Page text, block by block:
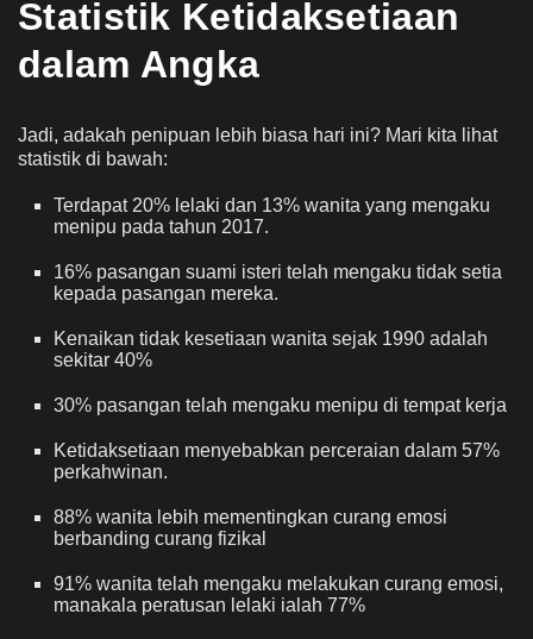
Statistik Ketidaksetiaan
dalam Angka
Jadi, adakah penipuan lebih biasa hari ini? Mari kita lihat
statistik di bawah:
Terdapat 20% lelaki dan 13% wanita yang mengaku
menipu pada tahun 2017.
16% pasangan suami isteri telah mengaku tidak setia
kepada pasangan mereka.
Kenaikan tidak kesetiaan wanita sejak 1990 adalah
sekitar 40%
30% pasangan telah mengaku menipu di tempat kerja
Ketidaksetiaan menyebabkan perceraian dalam 57%
perkahwinan.
88% wanita lebih mementingkan curang emosi
berbanding curang fizikal
91% wanita telah mengaku melakukan curang emosi,
manakala peratusan lelaki ialah 77%